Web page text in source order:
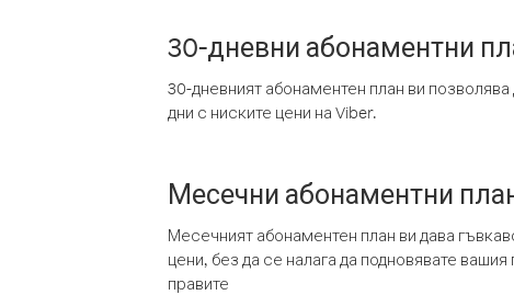
30-дневни абонаментни
30-дневният абонаментен план ви
дни с ниските цени на Viber.
Месечни абонаментни
Месечният абонаментен план ви дава
цени, без да се налага да подновявате
правите